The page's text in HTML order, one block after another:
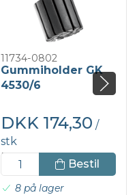
11734-0802
Gummiholder GK
4530/6
DKK 174,30 /
stk
DKK 217,88 inkl. moms
Bestil
8 på lager